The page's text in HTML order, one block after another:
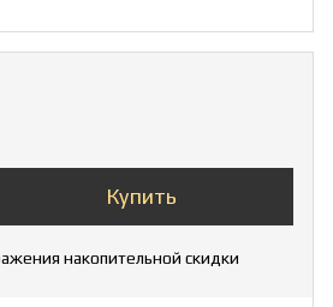
Купить
накопительной скидки